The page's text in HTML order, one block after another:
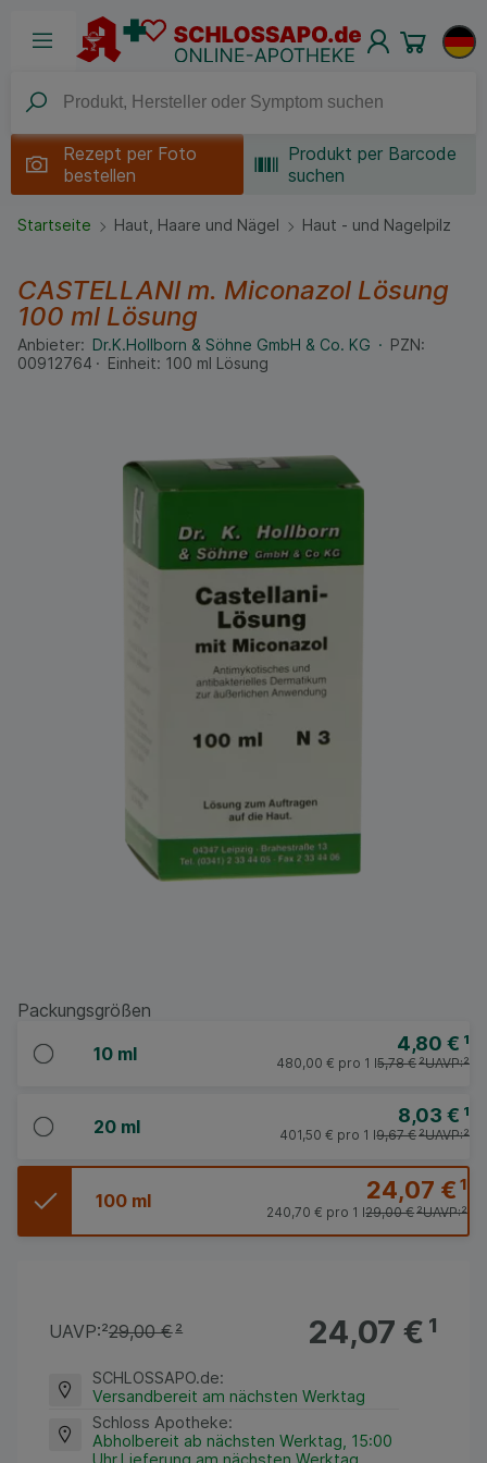
Rezept per Foto
bestellen
Produkt per Barcode
suchen
Startseite Haut, Haare und Nägel Haut - und Nagelpilz
CASTELLANI m. Miconazol Lösung
100 ml Lösung
Anbieter: Dr.K.Hollborn & Söhne GmbH & Co. KG
PZN:
00912764
Einheit: 100 ml Lösung
Packungsgrößen
10 ml 4,80 € ¹
UAVP:²
5,78 €²
480,00 € pro 1 l
20 ml 8,03 € ¹
UAVP:²
9,67 €²
401,50 € pro 1 l
100 ml 24,07 €¹
UAVP:²
29,00 €²
240,70 € pro 1 l
24,07 €¹
UAVP:²29,00 €²
SCHLOSSAPO.de:
Versandbereit am nächsten Werktag
Schloss Apotheke:
Abholbereit ab nächsten Werktag, 15:00
Uhr,Lieferung am nächsten Werktag